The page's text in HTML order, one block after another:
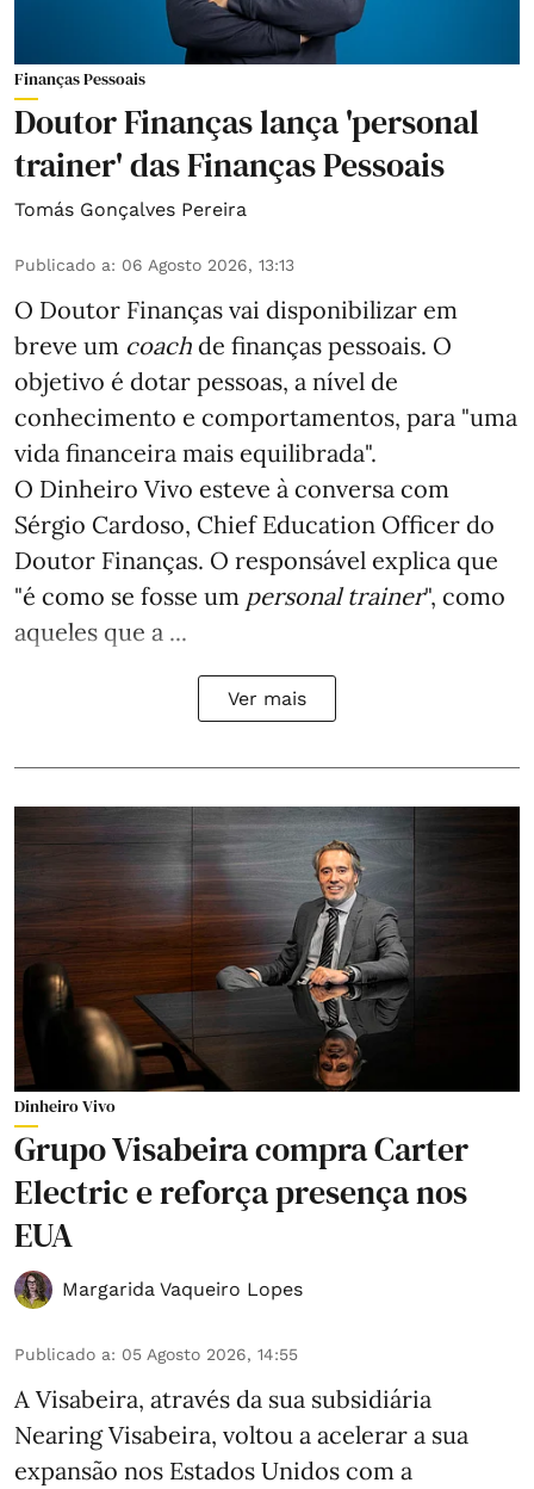
Finanças Pessoais
Doutor Finanças lança 'personal
trainer' das Finanças Pessoais
Tomás Gonçalves Pereira
Publicado a: 06 Agosto 2026, 13:13
O Doutor Finanças vai disponibilizar em
breve um coach de finanças pessoais. O
objetivo é dotar pessoas, a nível de
conhecimento e comportamentos, para "uma
vida financeira mais equilibrada".
O Dinheiro Vivo esteve à conversa com
Sérgio Cardoso, Chief Education Officer do
Doutor Finanças. O responsável explica que
"é como se fosse um personal trainer", como
aqueles que a ...
Ver mais
Dinheiro Vivo
Grupo Visabeira compra Carter
Electric e reforça presença nos
EUA
Margarida Vaqueiro Lopes
Publicado a: 05 Agosto 2026, 14:55
A Visabeira, através da sua subsidiária
Nearing Visabeira, voltou a acelerar a sua
expansão nos Estados Unidos com a